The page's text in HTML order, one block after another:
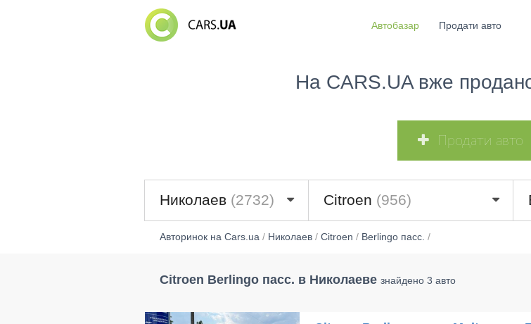
Автобазар Продати авто
На CARS.UA вже
Продати авто
Николаев (2732) Citroen (956)
Авторинок на Cars.ua/ Николаев/ Citroen / Berlingo пасс. /
Citroen Berlingo пасс. в Николаеве знайдено 3 авто